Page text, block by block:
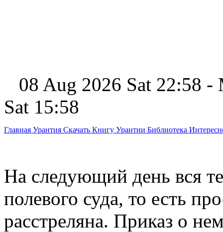
08 Aug 2026 Sat 22:58 -
Sat 15:58
Главная Урантия Скачать Книгу Урантии Библиотека
На следующий день вся
полевого суда, то есть
расстреляна. Приказ о